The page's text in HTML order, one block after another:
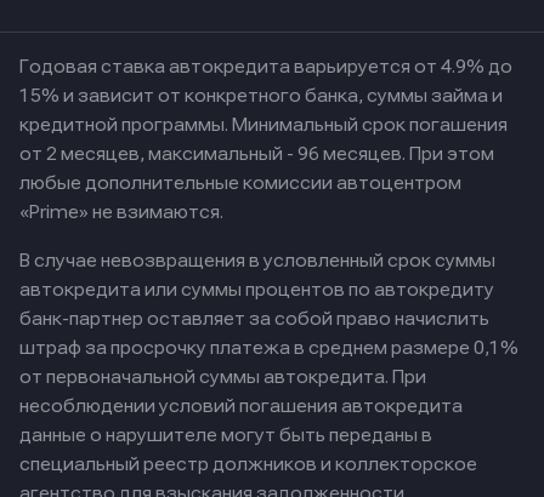
Годовая ставка автокредита варьируется от 4.9% до
15% и зависит от конкретного банка, суммы займа и
кредитной программы. Минимальный срок погашения
от 2 месяцев, максимальный - 96 месяцев. При этом
любые дополнительные комиссии автоцентром
«Prime» не взимаются.
В случае невозвращения в условленный срок суммы
автокредита или суммы процентов по автокредиту
банк-партнер оставляет за собой право начислить
штраф за просрочку платежа в среднем размере 0,1%
от первоначальной суммы автокредита. При
несоблюдении условий погашения автокредита
данные о нарушителе могут быть переданы в
специальный реестр должников и коллекторское